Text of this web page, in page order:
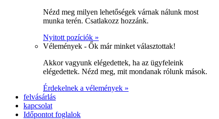
Nézd meg milyen lehetőségek várnak nálunk most
munka terén. Csatlakozz hozzánk.
Nyitott pozíciók »
Vélemények - Ők már minket választottak!
Akkor vagyunk elégedettek, ha az ügyfeleink
elégedettek. Nézd meg, mit mondanak rólunk mások.
Érdekelnek a vélemények »
felvásárlás
kapcsolat
Időpontot foglalok